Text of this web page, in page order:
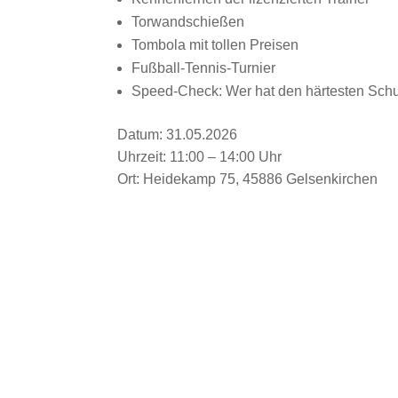
Torwandschießen
Tombola mit tollen Preisen
Fußball-Tennis-Turnier
Speed-Check: Wer hat den härtesten
Datum: 31.05.2026
Uhrzeit: 11:00 – 14:00 Uhr
Ort: Heidekamp 75, 45886 Gelsenkirchen